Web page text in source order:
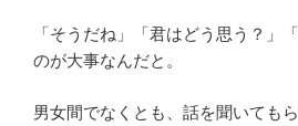
「そうだね」「君はどう思う？」
のが大事なんだと。
男女間でなくとも、話を聞いても